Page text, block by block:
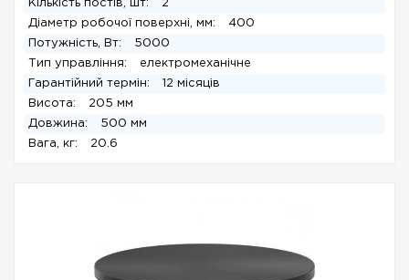
Кількість постів, шт:
2
Діаметр робочої поверхні, мм:
400
Потужність, Вт:
5000
Тип управління:
електромеханічне
Гарантійний термін:
12 місяців
Висота:
205 мм
Довжина:
500 мм
Вага, кг:
20.6